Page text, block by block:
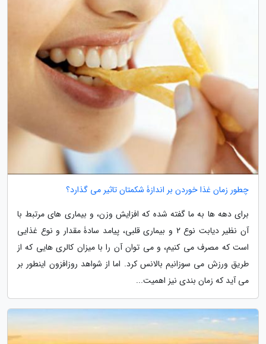
چطور زمان غذا خوردن بر اندازۀ شکمتان تاثیر می گذارد؟
برای دهه ها به ما گفته شده که افزایش وزن، و بیماری های مرتبط با
آن نظیر دیابت نوع 2 و بیماری قلبی، پیامد سادۀ مقدار و نوع غذایی
است که مصرف می کنیم، و می توان آن را با میزان کالری هایی که از
طریق ورزش می سوزانیم بالانس کرد. اما از شواهد روزافزون اینطور بر
می آید که زمان بندی نیز اهمیت...